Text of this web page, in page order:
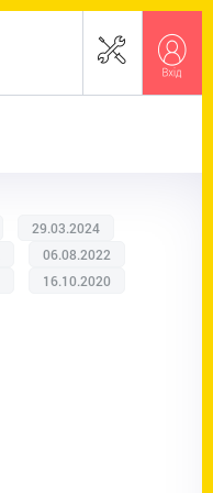
29.03.2024
06.08.2022
16.10.2020